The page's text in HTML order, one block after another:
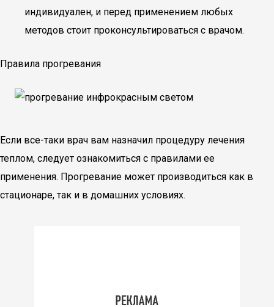
индивидуален, и перед применением любых
методов стоит проконсультироваться с врачом.
Правила прогревания
Если все-таки врач вам назначил процедуру лечения
теплом, следует ознакомиться с правилами ее
применения. Прогревание может производиться как в
стационаре, так и в домашних условиях.